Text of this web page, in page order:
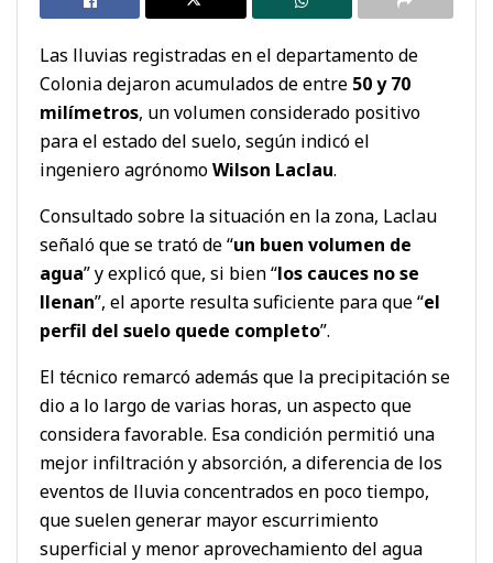
Las lluvias registradas en el departamento de
Colonia dejaron acumulados de entre 50 y 70
milímetros, un volumen considerado positivo
para el estado del suelo, según indicó el
ingeniero agrónomoWilson Laclau.
Consultado sobre la situación en la zona, Laclau
señaló que se trató de “un buen volumen de
agua” y explicó que, si bien “los cauces no se
llenan”, el aporte resulta suficiente para que “el
perfil del suelo quede completo”.
El técnico remarcó además que la precipitación se
dio a lo largo de varias horas, un aspecto que
considera favorable. Esa condición permitió una
mejor infiltración y absorción, a diferencia de los
eventos de lluvia concentrados en poco tiempo,
que suelen generar mayor escurrimiento
superficial y menor aprovechamiento del agua